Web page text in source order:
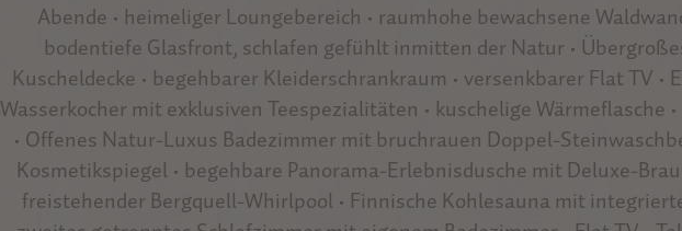
Abende • heimeliger Loungebereich • raumhohe bewachsene
bodentiefe Glasfront, schlafen gefühlt inmitten der Natur •
Kuscheldecke • begehbarer Kleiderschrankraum • versenkbarer Flat TV •
Wasserkocher mit exklusiven Teespezialitäten • kuschelige Wärmeflasche
• Offenes Natur-Luxus Badezimmer mit bruchrauen Doppel-
Kosmetikspiegel • begehbare Panorama-Erlebnisdusche mit Deluxe-
freistehender Bergquell-Whirlpool • Finnische Kohlesauna mit